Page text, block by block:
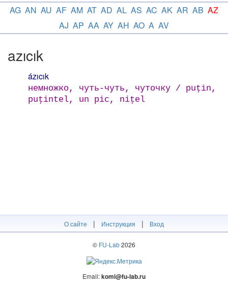
AG AN AU AF AM AT AD AL AS AC AK AR AB AZ
AJ AP AA AY AH AO A AV
azıcık
ázıcık
немножко, чуть-чуть, чуточку / puţin,
puţintel, un pic, niţel
О сайте | Инструкция | Вход
© FU-Lab2026
Email:komi@fu-lab.ru